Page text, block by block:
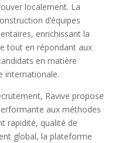
localement. La
d’équipes
enrichissant la
tout en répondant aux
en matière
internationale.
Ravive propose
aux méthodes
rapidité, qualité de
global, la plateforme